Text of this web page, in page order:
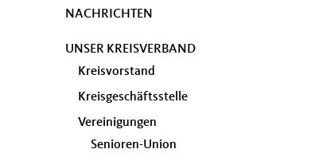
NACHRICHTEN
UNSER KREISVERBAND
Kreisvorstand
Kreisgeschäftsstelle
Vereinigungen
Senioren-Union